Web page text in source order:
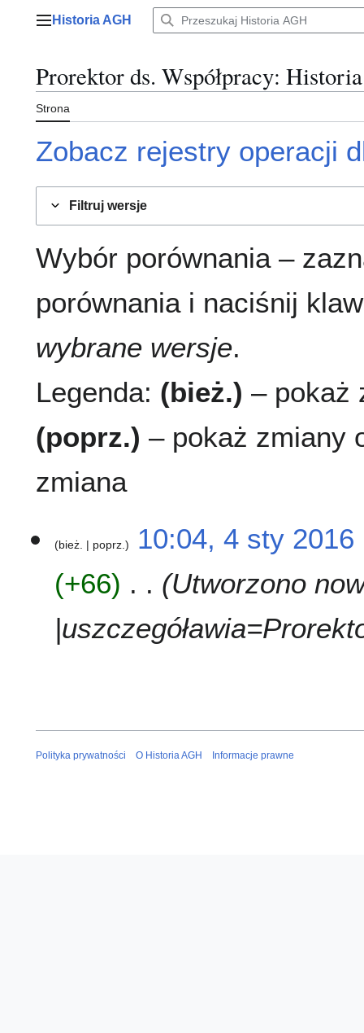
Menu główne
Historia AGH
Prorektor ds. Współpracy:
Strona
Zobacz rejestry operacji
Filtruj wersje
Wybór porównania –
porównania i naciśnij
wybrane wersje.
Legenda: (bież.) – pokaż
(poprz.) – pokaż zmiany
zmiana
s
bież. poprz.
10:04, 4 sty 2016
+66
Utworzono
Polityka prywatności O Historia AGH Informacje prawne